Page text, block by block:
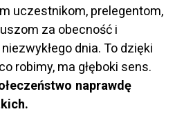
uczestnikom, prelegentom,
za obecność i
dnia. To dzięki
robimy, ma głęboki sens.
naprawdę